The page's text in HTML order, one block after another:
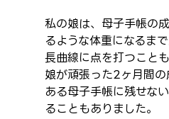
私の娘は、母子手帳の
るような体重になるま
長曲線に点を打つことも
娘が頑張った2ヶ月間
ある母子手帳に残せな
ることもありました。